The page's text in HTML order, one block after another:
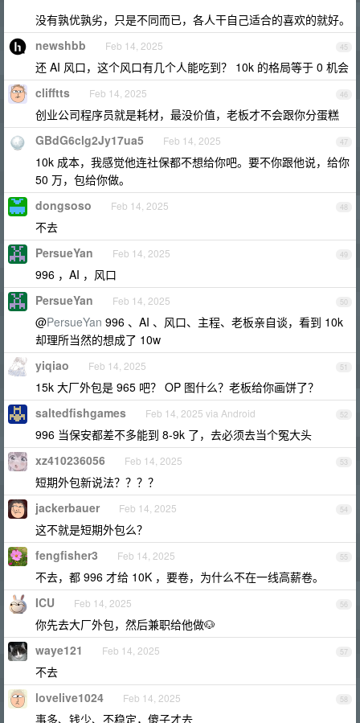
没有孰优孰劣，只是不同而已，各人干自己适合的喜欢的就好。
45
newshbb Feb 14, 2025
还 AI 风口，这个风口有几个人能吃到？ 10k 的格局等于 0 机会
46
clifftts Feb 14, 2025
创业公司程序员就是耗材，最没价值，老板才不会跟你分蛋糕
47
GBdG6clg2Jy17ua5 Feb 14, 2025
10k 成本，我感觉他连社保都不想给你吧。要不你跟他说，给你
50 万，包给你做。
48
dongsoso Feb 14, 2025
不去
49
PersueYan Feb 14, 2025
996 ，AI ，风口
50
PersueYan Feb 14, 2025
@PersueYan 996 、AI 、风口、主程、老板亲自谈，看到 10k
却理所当然的想成了 10w
51
yiqiao Feb 14, 2025
15k 大厂外包是 965 吧？ OP 图什么？老板给你画饼了？
52
saltedfishgames Feb 14, 2025 via Android
996 当保安都差不多能到 8-9k 了，去必须去当个冤大头
53
xz410236056 Feb 14, 2025
短期外包新说法？？？？
54
jackerbauer Feb 14, 2025
这不就是短期外包么？
55
fengfisher3 Feb 14, 2025
不去，都 996 才给 10K ，要卷，为什么不在一线高薪卷。
56
ICU Feb 14, 2025
你先去大厂外包，然后兼职给他做🐶
57
waye121 Feb 14, 2025
不去
58
lovelive1024 Feb 14, 2025
事多、钱少、不稳定，傻子才去